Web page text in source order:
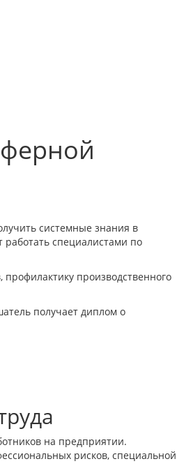
системные знания в
специалистами по
производственного
получает диплом о
на предприятии.
рисков, специальной